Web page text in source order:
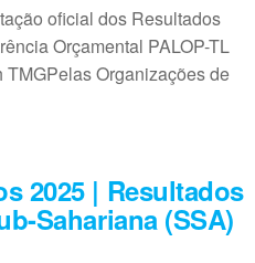
oficial dos Resultados
Orçamental PALOP-TL
Organizações de
2025 | Resultados
Sahariana (SSA)